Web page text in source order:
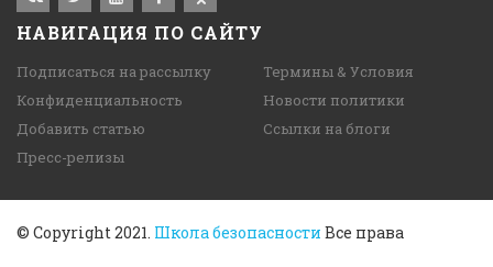
НАВИГАЦИЯ ПО САЙТУ
Подписаться на рассылку
Термины & Условия
Конфиденциальность
Новости политики
Добавить статью
Ссылки на блоги
Пресс-релизы
© Copyright 2021. Школа безопасности Все права